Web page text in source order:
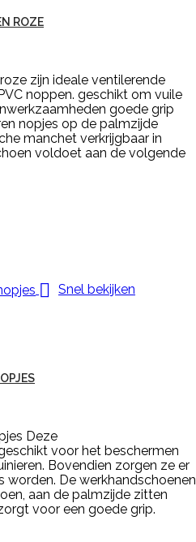
ROZE
zijn ideale ventilerende
noppen. geschikt om vuile
goede grip
nopjes op de palmzijde
manchet verkrijgbaar in
voldoet aan de volgende
 Snel bekijken
Deze
voor het beschermen
Bovendien zorgen ze er
worden. De werkhandschoenen
aan de palmzijde zitten
voor een goede grip.